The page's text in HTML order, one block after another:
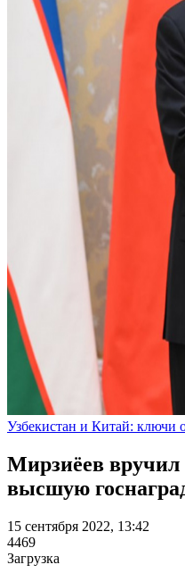
Узбекистан и Китай: ключи
Мирзиёев
высшую
15 сентября 2022, 13:42
4469
Загрузка